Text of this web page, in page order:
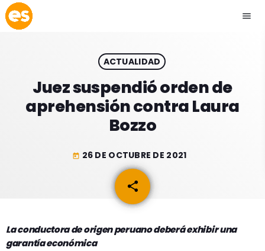
menu
play_arrow EMISIÓN COCHABAMBA
ACTUALIDAD
ESPECTÁCULOS
PROGRAMACIÓN
ACTUALIDAD
Juez suspendió orden de
aprehensión contra Laura
Bozzo
today 26 DE OCTUBRE DE 2021
share
email
La conductora de origen peruano deberá exhibir una
garantía económica